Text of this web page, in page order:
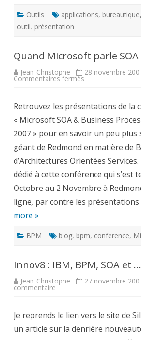
Outils applications, bureautique,
outil, présentation
Quand Microsoft parle
Jean-Christophe 28 novembre
Commentaires fermés
SOA
et
BPM
…
Retrouvez les présentations de la
« Microsoft SOA & Business
2007 » pour en savoir un peu plus
géant de Redmond en matière de
d’Architectures Orientées
dédié à cette conférence qui s’est
Octobre au 2 Novembre à
ligne, par contre les
more »
BPM blog, bpm, conference,
Innov8 : IBM, BPM, SOA et
Jean-Christophe 27 novembre
commentaire sur
BPM,
SOA
et
…
Je reprends le lien vers le site de
un article sur la denrière